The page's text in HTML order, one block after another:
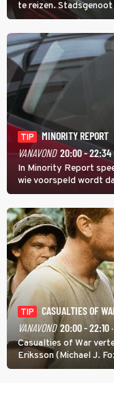
te reizen.
verderop. Feyenoord
KVC Westerlo uit
TIP
MINORITY REPORT
VANAVOND 20:00 - 22:34
In Minority Report
wie voorspeld wordt
TIP
CASUALTIES OF
VANAVOND 20:00 - 22:10
Casualties of War
Eriksson (Michael J.
tijdens de